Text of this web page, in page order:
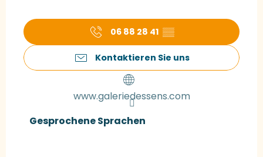
06 88 28 41 ▒▒
Kontaktieren Sie uns
www.galeriedessens.com
Gesprochene Sprachen
Gesprochene Sprachen